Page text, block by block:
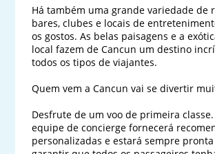
Há também uma grande variedade de
bares, clubes e locais de
os gostos. As belas paisagens e a
local fazem de Cancun um destino
todos os tipos de viajantes.
Quem vem a Cancun vai se divertir
Desfrute de um voo de primeira classe.
equipe de concierge fornecerá
personalizadas e estará sempre